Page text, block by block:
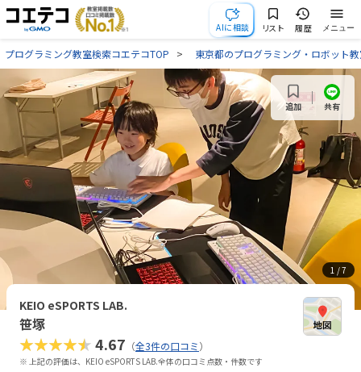
AIに相談 リスト 履歴 メニュー
プログラミング教室検索コエテコTOP 東京都のプログラミング・ロボット
1 / 7
追加 共有
KEIO eSPORTS LAB.
笹塚
★★★★★4.67 （全3件の口コミ）
※ 上記の評価は、KEIO eSPORTS LAB.全体の口コミ点数・件数です